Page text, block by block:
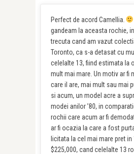
Perfect de acord Camellia.
gandeam la aceasta rochie,
trecuta cand am vazut
Toronto, ca s-a detasat cu
celelalte 13, fiind estimata la
mult mai mare. Un motiv ar fi
care il are, mai mult sau mai
si acum, un model acre a
modei anilor ’80, in
rochii care acum ar fi
ar fi ocazia la care a fost
licitata la cel mai mare pret in
$225,000, cand celelalte 13